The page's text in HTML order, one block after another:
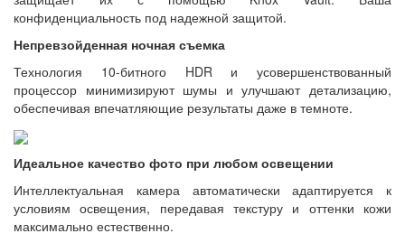
конфиденциальность под надежной защитой.
Непревзойденная ночная съемка
Технология 10-битного HDR и усовершенствованный
процессор минимизируют шумы и улучшают детализацию,
обеспечивая впечатляющие результаты даже в темноте.
Идеальное качество фото при любом освещении
Интеллектуальная камера автоматически адаптируется к
условиям освещения, передавая текстуру и оттенки кожи
максимально естественно.